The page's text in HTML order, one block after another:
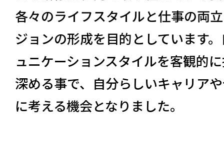
各々のライフスタイルと仕事の両
ジョンの形成を目的としています
ュニケーションスタイルを客観的
深める事で、自分らしいキャリア
に考える機会となりました。